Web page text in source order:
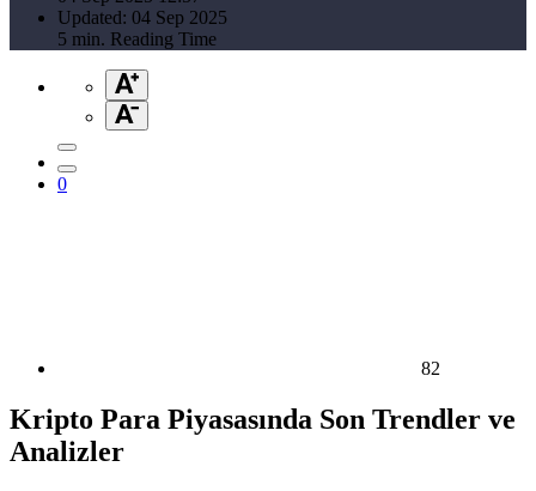
Updated: 04 Sep 2025
5 min. Reading Time
0
82
Kripto Para Piyasasında Son Trendler ve
Analizler